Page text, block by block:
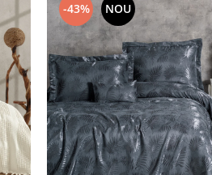
-43% NOU